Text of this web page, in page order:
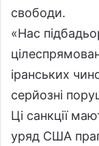
свободи.
«Нас
іранських
серйозні
Ці санкції
уряд США